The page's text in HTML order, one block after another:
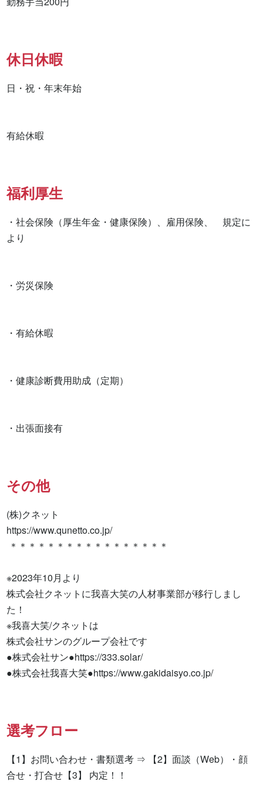
休日休暇
日・祝・年末年始
有給休暇
福利厚生
・社会保険（厚生年金・健康保険）、雇用保険、　規定に
より
・労災保険
・有給休暇
・健康診断費用助成（定期）
・出張面接有
その他
(株)クネット
https://www.qunetto.co.jp/
※2023年10月より
株式会社クネットに我喜大笑の人材事業部が移行しまし
た！
※我喜大笑/クネットは
株式会社サンのグループ会社です
●株式会社サン●https://333.solar/
●株式会社我喜大笑●https://www.gakidaisyo.co.jp/
選考フロー
【1】お問い合わせ・書類選考 ⇒ 【2】面談（Web）・顔
合せ・打合せ【3】 内定！！